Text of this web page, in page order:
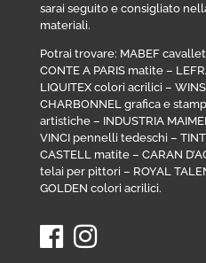
sarai seguito e consigliato
materiali.
Potrai trovare: MABEF
CONTE A PARIS matite–
LIQUITEX colori acrilici –
CHARBONNEL grafica e
artistiche– INDUSTRIA
VINCI pennelli tedeschi –
CASTELL matite– CARAN
telai per pittori – ROYAL
GOLDEN colori acrilici.